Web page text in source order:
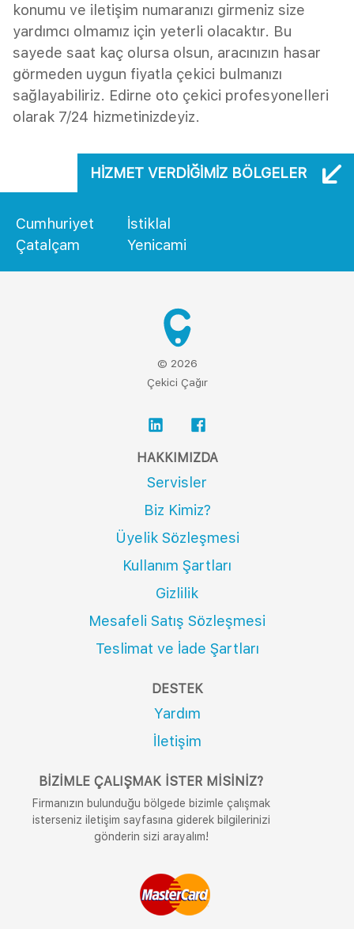
konumu ve iletişim numaranızı girmeniz size
yardımcı olmamız için yeterli olacaktır. Bu
sayede saat kaç olursa olsun, aracınızın hasar
görmeden uygun fiyatla çekici bulmanızı
sağlayabiliriz. Edirne oto çekici profesyonelleri
olarak 7/24 hizmetinizdeyiz.
HIZMET VERDIĞIMIZ BÖLGELER
Cumhuriyet
Çatalçam
İstiklal
Yenicami
© 2026
Çekici Çağır
HAKKIMIZDA
Servisler
Biz Kimiz?
Üyelik Sözleşmesi
Kullanım Şartları
Gizlilik
Mesafeli Satış Sözleşmesi
Teslimat ve İade Şartları
DESTEK
Yardım
İletişim
BIZIMLE ÇALIŞMAK İSTER MISINIZ?
Firmanızın bulunduğu bölgede bizimle çalışmak
isterseniz iletişim sayfasına giderek bilgilerinizi
gönderin sizi arayalım!